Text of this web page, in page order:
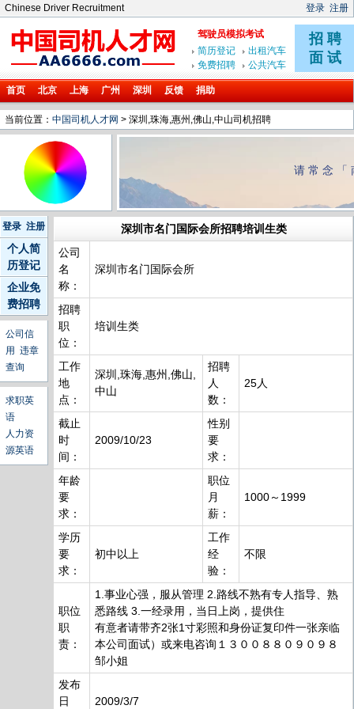
Chinese Driver Recruitment 登录 注册
首页 北京 上海 广州 深圳 反馈 捐助
当前位置： 中国司机人才网 > 深圳,珠海,惠州,佛山,中山司机招聘
请常念
登录 注册
个人简
历登记
企业免
费招聘
公司信
用 违章
查询
求职英
语
人力资
源英语
深圳市名门国际会所招聘培训生类
公司
名
称：
深圳市名门国际会所
招聘
职
位：
培训生类
工作
地
点：
深圳,珠海,惠州,佛山,
中山
招聘
人
数：
25人
截止
时
间：
2009/10/23
性别
要
求：
年龄
要
求：
职位
月
薪：
1000～1999
学历
要
求：
初中以上
工作
经
验：
不限
职位
职
责：
1.事业心强，服从管理 2.路线不熟有专人指导、熟
悉路线 3.一经录用，当日上岗，提供住
有意者请带齐2张1寸彩照和身份证复印件一张亲临
本公司面试）或来电咨询１３００８８０９０９８
邹小姐
发布
日
2009/3/7